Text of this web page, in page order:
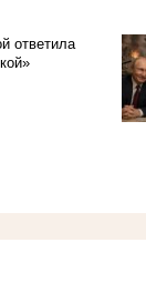
ответила